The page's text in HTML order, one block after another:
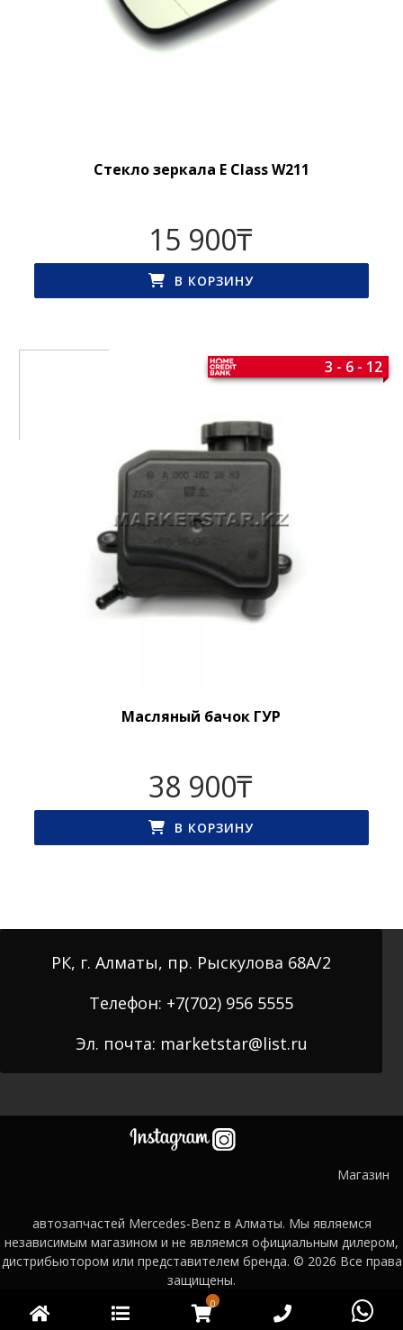
Стекло зеркала E Class W211
15 900₸
В КОРЗИНУ
Масляный бачок ГУР
3 - 6 - 12
38 900₸
В КОРЗИНУ
РК, г. Алматы, пр. Рыскулова 68А/2
Телефон: +7(702) 956 5555
Эл. почта: marketstar@list.ru
Магазин
автозапчастей Mercedes-Benz в Алматы. Мы являемся
независимым магазином и не являемся официальным дилером,
дистрибьютором или представителем бренда. © 2026 Все права
защищены.
Главная Категории
0WooCommerce